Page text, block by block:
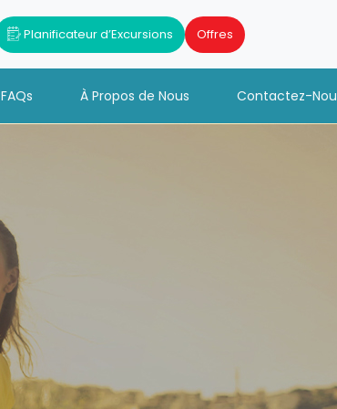
Planificateur d’Excursions Offres
FAQs À Propos de Nous Contactez-